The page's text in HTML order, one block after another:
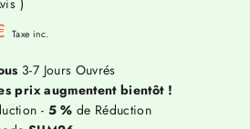
)
Taxe inc.
3-7 Jours Ouvrés
prix augmentent bientôt !
- 5 % de Réduction